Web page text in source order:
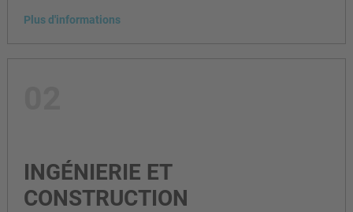
Plus d'informations
INGÉNIERIE ET
CONSTRUCTION